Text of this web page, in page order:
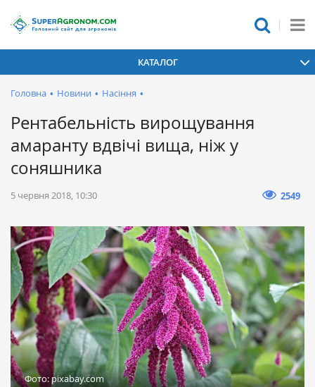
КАТАЛОГ
Головна • Новини • Насіння •
Рентабельність вирощування
амаранту вдвічі вища, ніж у
соняшника
5 червня 2018, 10:30 2549
Фото: pixabay.com